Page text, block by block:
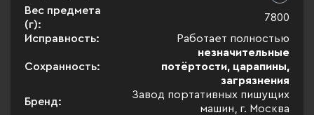
Вес предмета
(г):
7800
Исправность:
Работает полностью
Сохранность:
незначительные
потёртости, царапины,
загрязнения
Бренд:
Завод портативных пишущих
машин, г. Москва